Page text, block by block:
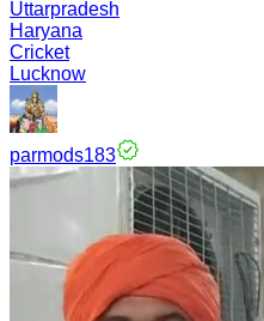
Uttarpradesh
Haryana
Cricket
Lucknow
parmods183